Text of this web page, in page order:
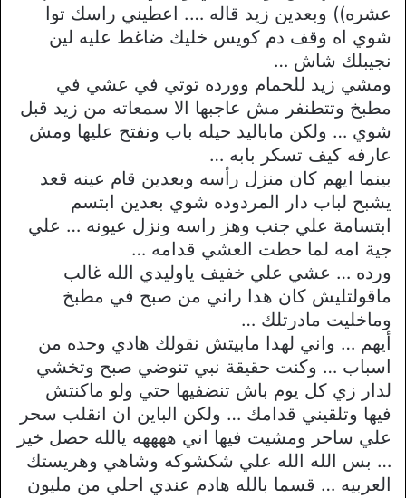
عشره)) وبعدين زيد قاله …. اعطيني راسك توا
شوي اه وقف دم كويس خليك ضاغط عليه لين
نجيبلك شاش …
ومشي زيد للحمام وورده توتي في عشي في
مطبخ وتتطنفر مش عاجبها الا سمعاته من زيد قبل
شوي … ولكن ماباليد حيله باب ونفتح عليها ومش
عارفه كيف تسكر بابه …
بينما ايهم كان منزل رأسه وبعدين قام عينه قعد
يشبح لباب دار المردوده شوي بعدين ابتسم
ابتسامة علي جنب وهز راسه ونزل عيونه … علي
جية امه لما حطت العشي قدامه …
ورده … عشي علي خفيف ياوليدي الله غالب
ماقولتليش كان هدا راني من صبح في مطبخ
وماخليت مادرتلك …
أيهم … واني لهدا مابيتش نقولك هادي وحده من
اسباب … وكنت حقيقة نبي تنوضي صبح وتخشي
لدار زي كل يوم باش تنضفيها حتي ولو ماكنتش
فيها وتلقيني قدامك … ولكن الباين ان انقلب سحر
علي ساحر ومشيت فيها اني ههههه يالله حصل خير
… بس الله الله علي شكشوكه وشاهي وهريستك
العربيه … قسما بالله هادم عندي احلي من مليون